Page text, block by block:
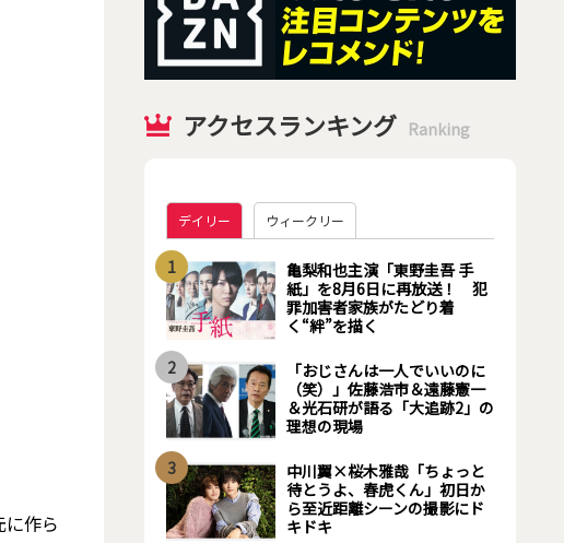
作ら
アクセスランキング Ranking
デイリー ウィークリー
1
亀梨和也主演「東野圭吾 手
紙」を8月6日に再放送！ 犯
罪加害者家族がたどり着
く“絆”を描く
2
「おじさんは一人でいいのに
（笑）」佐藤浩市＆遠藤憲一
＆光石研が語る「大追跡2」の
理想の現場
3
中川翼×桜木雅哉「ちょっと
待とうよ、春虎くん」初日か
ら至近距離シーンの撮影にド
キドキ